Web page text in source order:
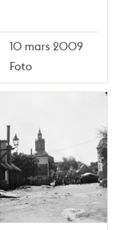
10 mars 2009
Foto